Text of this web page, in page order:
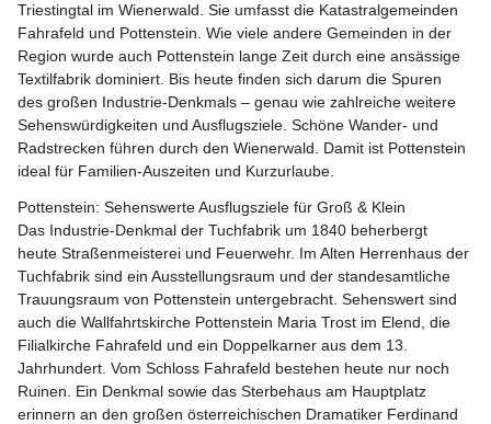
Triestingtal im Wienerwald. Sie umfasst die Katastralgemeinden
Fahrafeld und Pottenstein. Wie viele andere Gemeinden in der
Region wurde auch Pottenstein lange Zeit durch eine ansässige
Textilfabrik dominiert. Bis heute finden sich darum die Spuren
des großen Industrie-Denkmals – genau wie zahlreiche weitere
Sehenswürdigkeiten und Ausflugsziele. Schöne Wander- und
Radstrecken führen durch den Wienerwald. Damit ist Pottenstein
ideal für Familien-Auszeiten und Kurzurlaube.
Pottenstein: Sehenswerte Ausflugsziele für Groß & Klein
Das Industrie-Denkmal der Tuchfabrik um 1840 beherbergt
heute Straßenmeisterei und Feuerwehr. Im Alten Herrenhaus der
Tuchfabrik sind ein Ausstellungsraum und der standesamtliche
Trauungsraum von Pottenstein untergebracht. Sehenswert sind
auch die Wallfahrtskirche Pottenstein Maria Trost im Elend, die
Filialkirche Fahrafeld und ein Doppelkarner aus dem 13.
Jahrhundert. Vom Schloss Fahrafeld bestehen heute nur noch
Ruinen. Ein Denkmal sowie das Sterbehaus am Hauptplatz
erinnern an den großen österreichischen Dramatiker Ferdinand